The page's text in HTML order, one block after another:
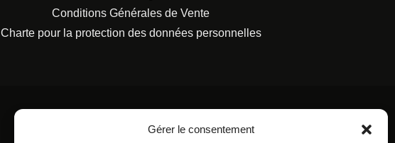
Gérer le consentement
Conditions Générales de Vente
Charte pour la protection des données personnelles